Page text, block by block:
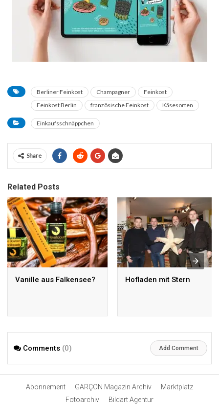
Berliner Feinkost Champagner
Feinkost
Feinkost Berlin
französische Feinkost Käsesorten
Einkaufsschnäppchen
Share
Related Posts
Vanille aus Falkensee? Hofladen mit Stern
Comments (0) Add Comment
Abonnement GARÇON Magazin Archiv
Marktplatz
Fotoarchiv
Bildart Agentur